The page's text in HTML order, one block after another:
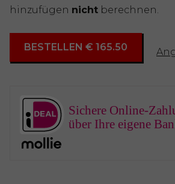
hinzufügen nicht berechnen.
BESTELLEN € 165.50
Sichere Online-
über Ihre eigene